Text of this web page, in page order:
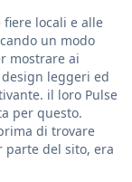
locali e alle
un modo
mostrare ai
leggeri ed
il loro Pulse
per questo.
di trovare
parte del sito, era